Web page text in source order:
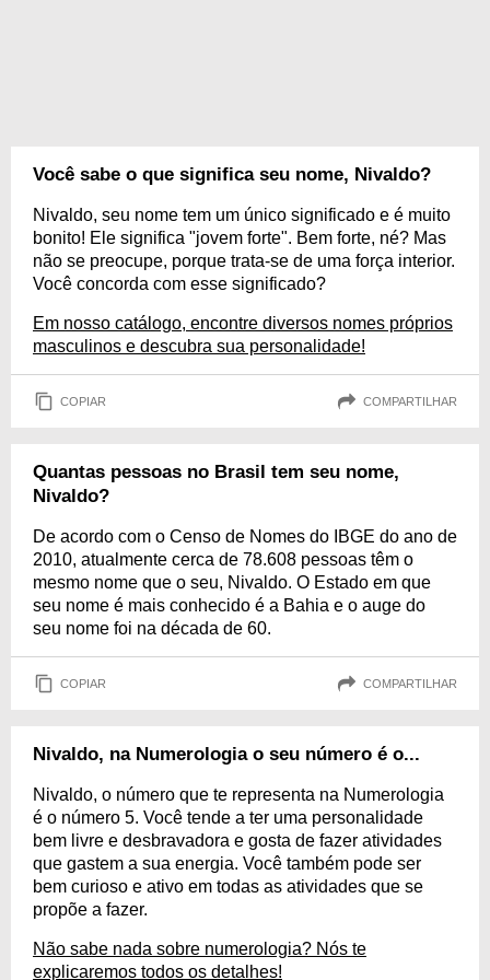
Você sabe o que significa seu nome, Nivaldo?
Nivaldo, seu nome tem um único significado e é muito
bonito! Ele significa "jovem forte". Bem forte, né? Mas
não se preocupe, porque trata-se de uma força interior.
Você concorda com esse significado?
Em nosso catálogo, encontre diversos nomes próprios
masculinos e descubra sua personalidade!
COPIAR COMPARTILHAR
Quantas pessoas no Brasil tem seu nome,
Nivaldo?
De acordo com o Censo de Nomes do IBGE do ano de
2010, atualmente cerca de 78.608 pessoas têm o
mesmo nome que o seu, Nivaldo. O Estado em que
seu nome é mais conhecido é a Bahia e o auge do
seu nome foi na década de 60.
COPIAR COMPARTILHAR
Nivaldo, na Numerologia o seu número é o...
Nivaldo, o número que te representa na Numerologia
é o número 5. Você tende a ter uma personalidade
bem livre e desbravadora e gosta de fazer atividades
que gastem a sua energia. Você também pode ser
bem curioso e ativo em todas as atividades que se
propõe a fazer.
Não sabe nada sobre numerologia? Nós te
explicaremos todos os detalhes!